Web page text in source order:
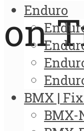
on
Enduro
BMX |
BMX-